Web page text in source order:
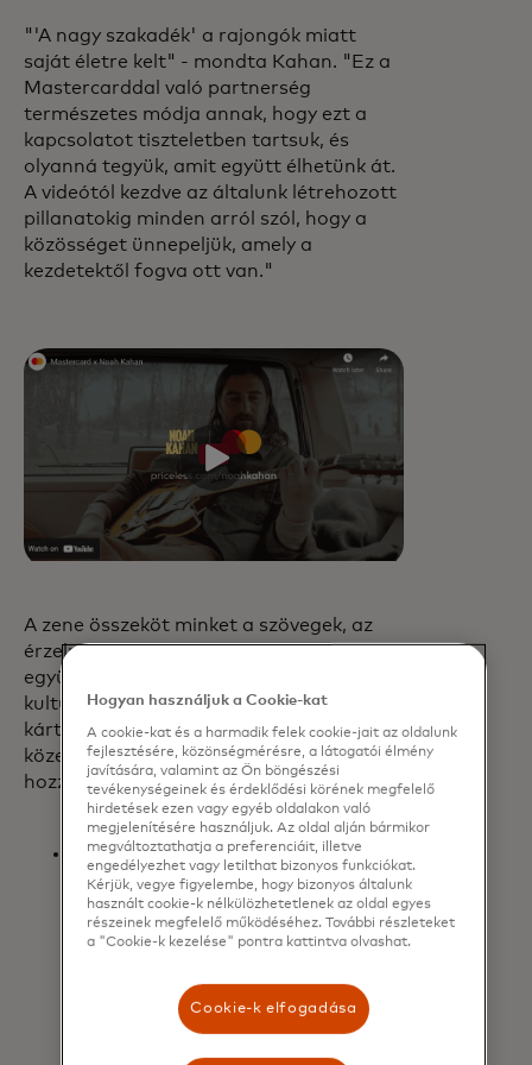
"'A nagy szakadék' a rajongók miatt
saját életre kelt" - mondta Kahan. "Ez a
Mastercarddal való partnerség
természetes módja annak, hogy ezt a
kapcsolatot tiszteletben tartsuk, és
olyanná tegyük, amit együtt élhetünk át.
A videótól kezdve az általunk létrehozott
pillanatokig minden arról szól, hogy a
közösséget ünnepeljük, amely a
kezdetektől fogva ott van."
A zene összeköt minket a szövegek, az
érzelmek és a pillanatok révén. Ezzel az
együttműködéssel a Mastercard a
kultúrát alakító rajongókat és
kártyabirtokosokat ünnepli, akiket
közelről figyel, és ezt a szenvedélyt
hozzáféréssel jutalmazza, többek között:
A zene erejével: A hivatalos videoklip
életre kelti a dal erőteljes üzenetét
a szerelemről, a veszteségről és
arról, hogy soha nem késő
okos vizuális utalásokat felfedve,
amelyek a dalszöveg mögött rejlő
mélyebb történetre utalnak, és
Hogyan használjuk a Cookie-kat
A cookie-kat és a harmadik felek cookie-jait az oldalunk
fejlesztésére, közönségmérésre, a látogatói élmény
javítására, valamint az Ön böngészési
tevékenységeinek és érdeklődési körének megfelelő
hirdetések ezen vagy egyéb oldalakon való
megjelenítésére használjuk. Az oldal alján bármikor
megváltoztathatja a preferenciáit, illetve
engedélyezhet vagy letilthat bizonyos funkciókat.
Kérjük, vegye figyelembe, hogy bizonyos általunk
használt cookie-k nélkülözhetetlenek az oldal egyes
részeinek megfelelő működéséhez. További részleteket
a "Cookie-k kezelése" pontra kattintva olvashat.
Cookie-k elfogadása